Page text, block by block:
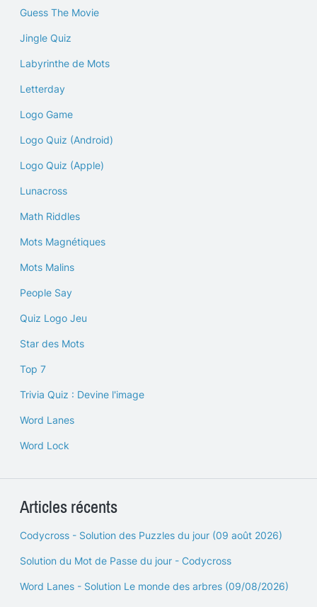
Guess The Movie
Jingle Quiz
Labyrinthe de Mots
Letterday
Logo Game
Logo Quiz (Android)
Logo Quiz (Apple)
Lunacross
Math Riddles
Mots Magnétiques
Mots Malins
People Say
Quiz Logo Jeu
Star des Mots
Top 7
Trivia Quiz : Devine l'image
Word Lanes
Word Lock
Articles récents
Codycross - Solution des Puzzles du jour (09 août 2026)
Solution du Mot de Passe du jour - Codycross
Word Lanes - Solution Le monde des arbres (09/08/2026)